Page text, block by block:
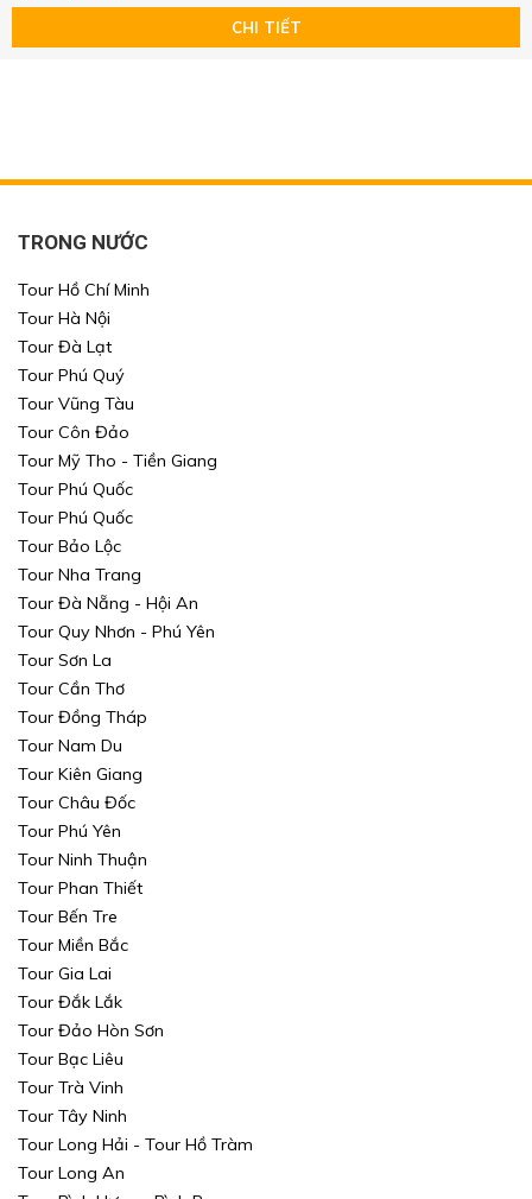
CHI TIẾT
TRONG NƯỚC
Tour Hồ Chí Minh
Tour Hà Nội
Tour Đà Lạt
Tour Phú Quý
Tour Vũng Tàu
Tour Côn Đảo
Tour Mỹ Tho - Tiền Giang
Tour Phú Quốc
Tour Phú Quốc
Tour Bảo Lộc
Tour Nha Trang
Tour Đà Nẵng - Hội An
Tour Quy Nhơn - Phú Yên
Tour Sơn La
Tour Cần Thơ
Tour Đồng Tháp
Tour Nam Du
Tour Kiên Giang
Tour Châu Đốc
Tour Phú Yên
Tour Ninh Thuận
Tour Phan Thiết
Tour Bến Tre
Tour Miền Bắc
Tour Gia Lai
Tour Đắk Lắk
Tour Đảo Hòn Sơn
Tour Bạc Liêu
Tour Trà Vinh
Tour Tây Ninh
Tour Long Hải - Tour Hồ Tràm
Tour Long An